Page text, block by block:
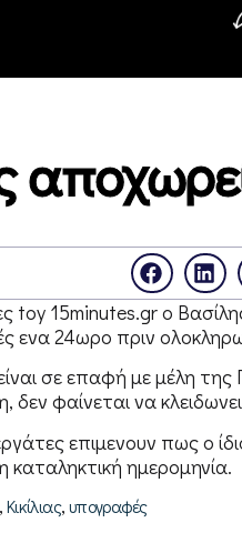
15minutes.gr ο Βασίλης
ενα 24ωρο πριν
σε επαφή με μέλη της
φαίνεται να
επιμενουν πως ο
καταληκτική ημερομηνία.
Κικίλιας,υπογραφές